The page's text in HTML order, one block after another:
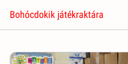
Bohócdokik játékraktára